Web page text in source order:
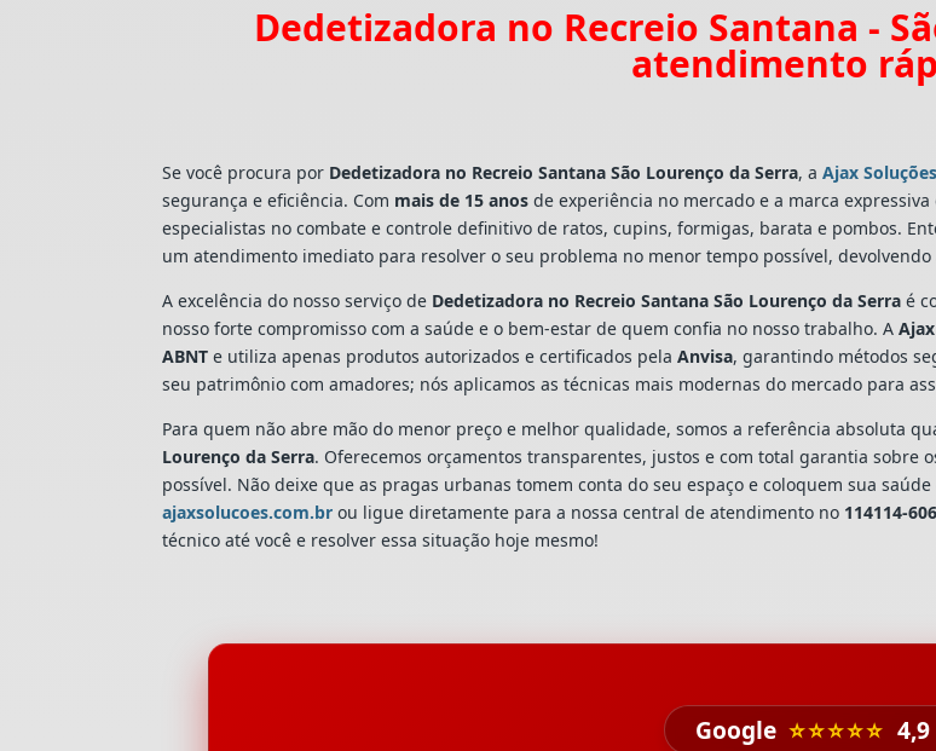
Dedetizadora no Recreio Santana -
atendimento
Se você procura por Dedetizadora no Recreio Santana São Lourenço da Serra, aAjax Soluções
segurança e eficiência. Com mais de 15 anos de experiência no mercado e a marca expressiva
especialistas no combate e controle definitivo de ratos, cupins, formigas, barata e pombos.
um atendimento imediato para resolver o seu problema no menor tempo possível,
A excelência do nosso serviço de Dedetizadora no Recreio Santana São Lourenço da Serra é
nosso forte compromisso com a saúde e o bem-estar de quem confia no nosso trabalho. A
ABNT e utiliza apenas produtos autorizados e certificados pelaAnvisa, garantindo métodos
seu patrimônio com amadores; nós aplicamos as técnicas mais modernas do mercado para
Para quem não abre mão do menor preço e melhor qualidade, somos a referência absoluta
Lourenço da Serra. Oferecemos orçamentos transparentes, justos e com total garantia sobre
possível. Não deixe que as pragas urbanas tomem conta do seu espaço e coloquem sua
ajaxsolucoes.com.br ou ligue diretamente para a nossa central de atendimento no 114114-
técnico até você e resolver essa situação hoje mesmo!
Google ⭐⭐⭐⭐⭐ 4,9